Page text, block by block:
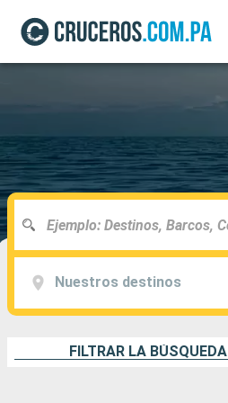
Nuestros destinos
FILTRAR LA BÚSQUEDA